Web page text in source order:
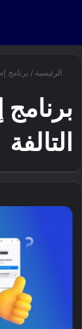
الرئيسية / برنامج
برنامج
التالفة